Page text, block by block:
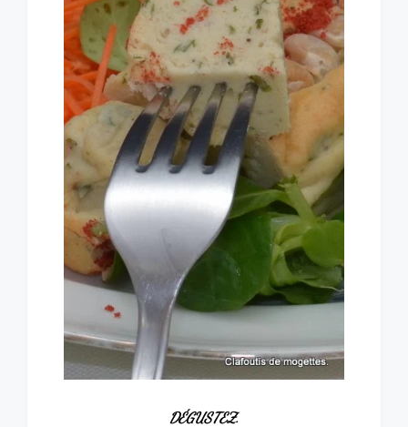
DÉGUSTEZ.